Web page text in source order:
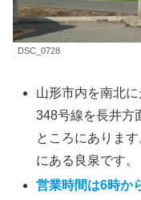
DSC_0728
山形市内を南北
348号線を長井方
ところにありま
にある良泉です。
営業時間は6時か